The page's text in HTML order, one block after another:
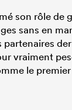
son rôle de
sans en
partenaires
vraiment
le